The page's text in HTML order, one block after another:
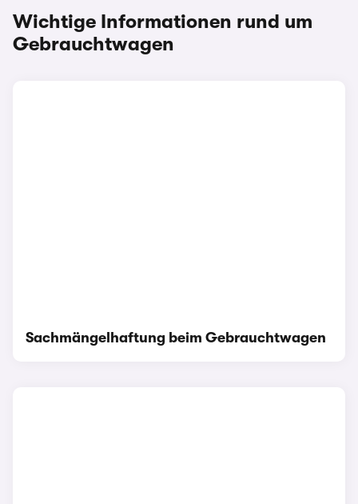
Wichtige Informationen rund um
Gebrauchtwagen
Sachmängelhaftung beim Gebrauchtwagen